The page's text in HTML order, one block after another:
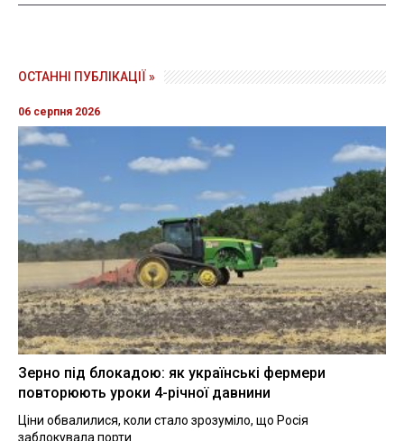
ОСТАННІ ПУБЛІКАЦІЇ »
06 серпня 2026
Зерно під блокадою: як українські фермери
повторюють уроки 4-річної давнини
Ціни обвалилися, коли стало зрозуміло, що Росія
заблокувала порти